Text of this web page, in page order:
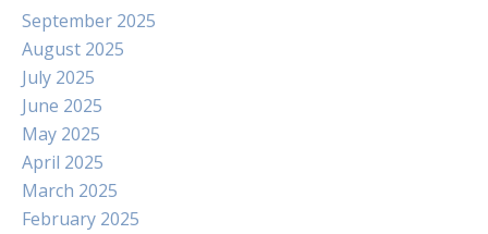
September 2025
August 2025
July 2025
June 2025
May 2025
April 2025
March 2025
February 2025